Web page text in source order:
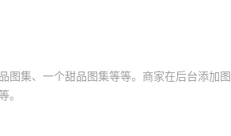
图集、一个甜品图集等等。商家在后台添加
。